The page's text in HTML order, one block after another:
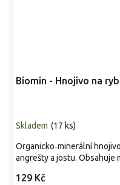
Biomin - Hnojivo na
Skladem (17 ks)
129 Kč
Organicko‑minerální
angrešty a jostu. Obsahuje